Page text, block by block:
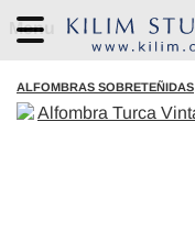
Menu
ALFOMBRAS SOBRETEÑIDAS